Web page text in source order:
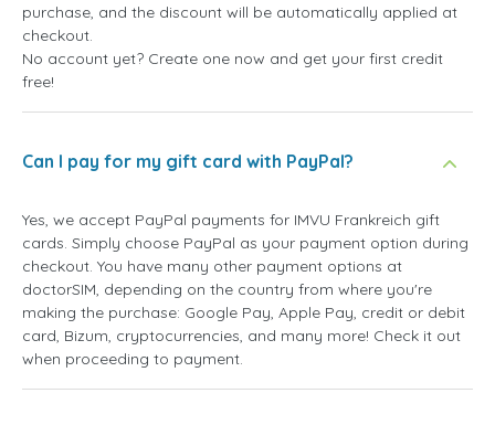
purchase, and the discount will be automatically applied at
checkout.
No account yet? Create one now and get your first credit
free!
Can I pay for my gift card with PayPal?
Yes, we accept PayPal payments for IMVU Frankreich gift
cards. Simply choose PayPal as your payment option during
checkout. You have many other payment options at
doctorSIM, depending on the country from where you're
making the purchase: Google Pay, Apple Pay, credit or debit
card, Bizum, cryptocurrencies, and many more! Check it out
when proceeding to payment.